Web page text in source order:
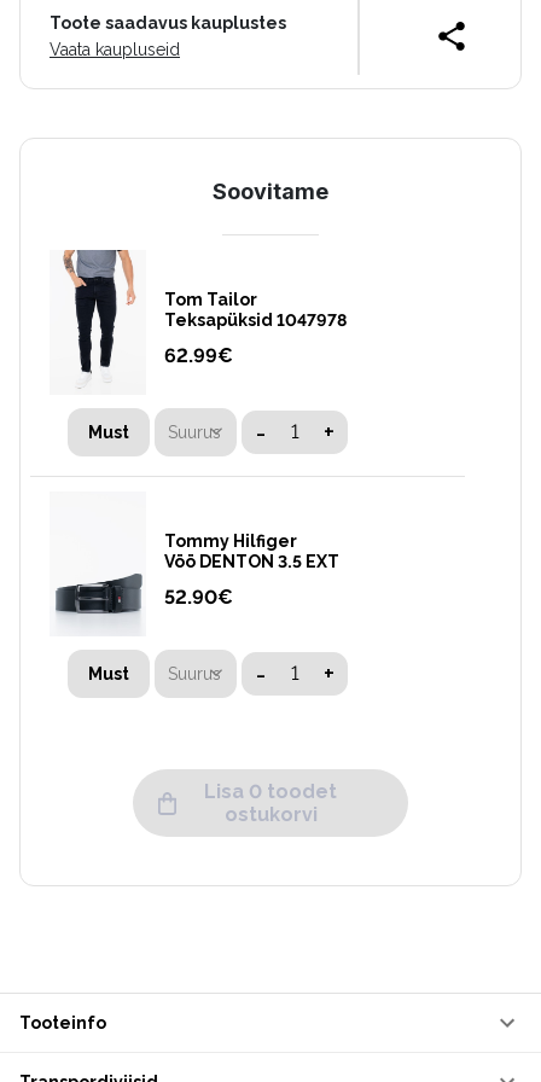
Toote saadavus kauplustes
Vaata kaupluseid
Soovitame
Tom Tailor
Teksapüksid 1047978
62.99€
Must Suurus - +
Tommy Hilfiger
Vöö DENTON 3.5 EXT
52.90€
Must Suurus - +
Lisa 0 toodet
ostukorvi
Tooteinfo